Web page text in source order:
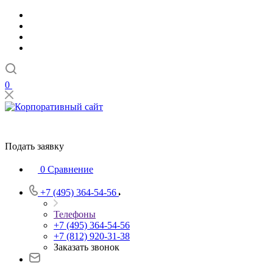
0
Подать заявку
0 Сравнение
+7 (495) 364-54-56
Телефоны
+7 (495) 364-54-56
+7 (812) 920-31-38
Заказать звонок